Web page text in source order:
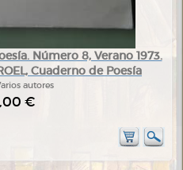
Número 8, Verano 1973.
Cuaderno de Poesía
autores
€